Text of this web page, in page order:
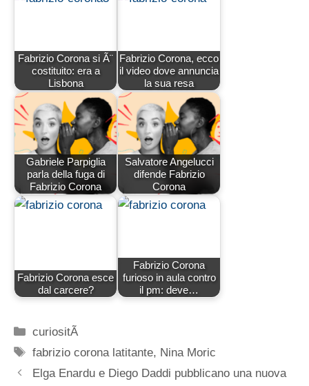
Fabrizio Corona si Ã¨
costituito: era a
Lisbona
Fabrizio Corona, ecco
il video dove annuncia
la sua resa
Gabriele Parpiglia
parla della fuga di
Fabrizio Corona
Salvatore Angelucci
difende Fabrizio
Corona
Fabrizio Corona esce
dal carcere?
Fabrizio Corona
furioso in aula contro
il pm: deve…
Categorie
curiositÃ
Tag
fabrizio corona latitante, Nina Moric
Elga Enardu e Diego Daddi pubblicano una nuova